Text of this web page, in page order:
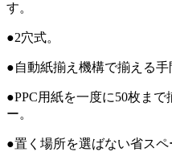
す。
●2穴式。
●自動紙揃え機構で揃える手
●PPC用紙を一度に50枚ま
ー。
●置く場所を選ばない省スペ